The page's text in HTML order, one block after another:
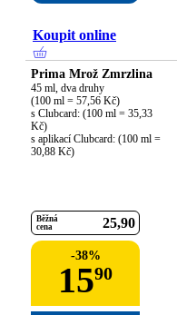
Koupit online
Prima Mrož Zmrzlina
45 ml, dva druhy
(100 ml = 57,56 Kč)
s Clubcard: (100 ml = 35,33
Kč)
s aplikací Clubcard: (100 ml =
30,88 Kč)
Běžná
cena
25 90
-38%
1590